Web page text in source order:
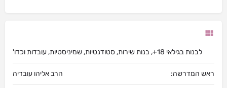
לבנות בגילאי 18+, בנות שירות, סטודנטיות, שמיניסטיות, עובדות וכדו'
ראש המדרשה: הרב אליהו עובדיה